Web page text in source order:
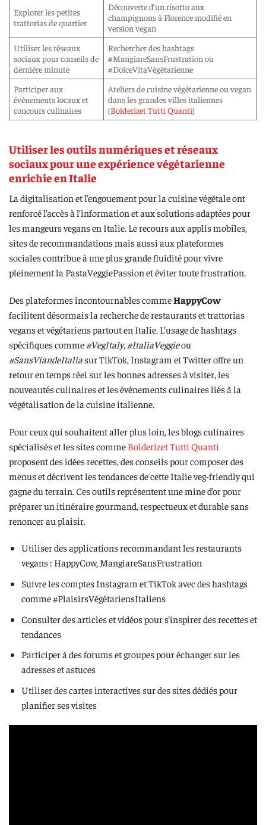
Explorer les petites
trattorias de quartier
Découverte d’un risotto aux
champignons à Florence modifié en
version vegan
Utiliser les réseaux
sociaux pour conseils de
dernière minute
Rechercher des hashtags
#MangiareSansFrustration ou
#DolceVitaVégétarienne
Participer aux
événements locaux et
concours culinaires
Ateliers de cuisine végétarienne ou vegan
dans les grandes villes italiennes
(Bolderizet Tutti Quanti)
Utiliser les outils numériques et réseaux
sociaux pour une expérience végétarienne
enrichie en Italie
La digitalisation et l’engouement pour la cuisine végétale ont
renforcé l’accès à l’information et aux solutions adaptées pour
les mangeurs vegans en Italie. Le recours aux applis mobiles,
sites de recommandations mais aussi aux plateformes
sociales contribue à une plus grande fluidité pour vivre
pleinement la PastaVeggiePassion et éviter toute frustration.
Des plateformes incontournables commeHappyCow
facilitent désormais la recherche de restaurants et trattorias
vegans et végétariens partout en Italie. L’usage de hashtags
spécifiques comme#VegItaly,#ItaliaVeggieou
#SansViandeItalia sur TikTok, Instagram et Twitter offre un
retour en temps réel sur les bonnes adresses à visiter, les
nouveautés culinaires et les événements culinaires liés à la
végétalisation de la cuisine italienne.
Pour ceux qui souhaitent aller plus loin, les blogs culinaires
spécialisés et les sites comme Bolderizet Tutti Quanti
proposent des idées recettes, des conseils pour composer des
menus et décrivent les tendances de cette Italie veg-friendly qui
gagne du terrain. Ces outils représentent une mine d’or pour
préparer un itinéraire gourmand, respectueux et durable sans
renoncer au plaisir.
Utiliser des applications recommandant les restaurants
vegans : HappyCow, MangiareSansFrustration
Suivre les comptes Instagram et TikTok avec des hashtags
comme #PlaisirsVégétariensItaliens
Consulter des articles et vidéos pour s’inspirer des recettes et
tendances
Participer à des forums et groupes pour échanger sur les
adresses et astuces
Utiliser des cartes interactives sur des sites dédiés pour
planifier ses visites